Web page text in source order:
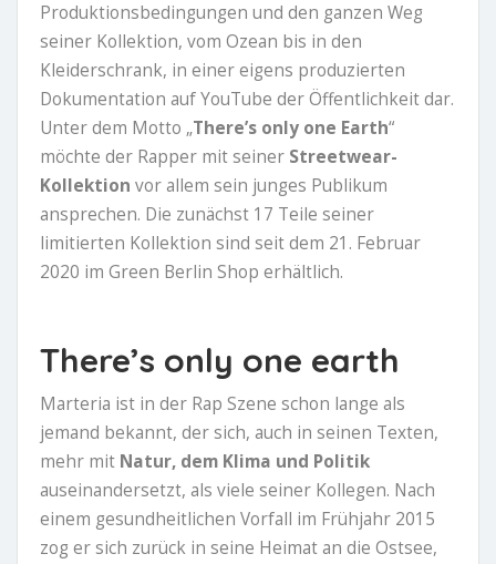
Produktionsbedingungen und den ganzen Weg
seiner Kollektion, vom Ozean bis in den
Kleiderschrank, in einer eigens produzierten
Dokumentation auf YouTube der Öffentlichkeit dar.
Unter dem Motto „There’s only one Earth“
möchte der Rapper mit seiner Streetwear-
Kollektion vor allem sein junges Publikum
ansprechen. Die zunächst 17 Teile seiner
limitierten Kollektion sind seit dem 21. Februar
2020 im Green Berlin Shop erhältlich.
There’s only one earth
Marteria ist in der Rap Szene schon lange als
jemand bekannt, der sich, auch in seinen Texten,
mehr mit Natur, dem Klima und Politik
auseinandersetzt, als viele seiner Kollegen. Nach
einem gesundheitlichen Vorfall im Frühjahr 2015
zog er sich zurück in seine Heimat an die Ostsee,